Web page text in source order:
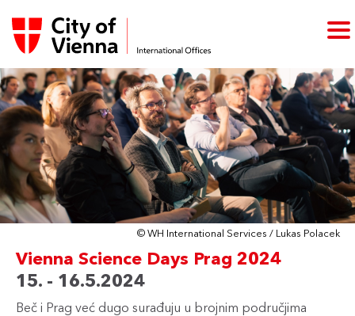
© WH International Services / Lukas Polacek
Vienna Science Days Prag 2024
15. - 16.5.2024
Beč i Prag već dugo surađuju u brojnim područjima